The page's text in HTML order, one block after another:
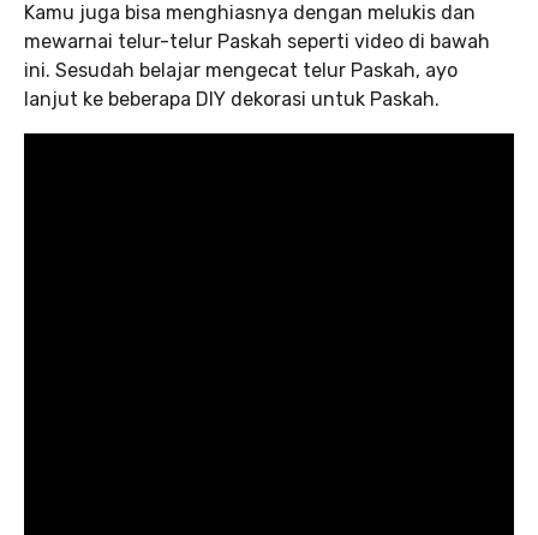
Kamu juga bisa menghiasnya dengan melukis dan
mewarnai telur-telur Paskah seperti video di bawah
ini. Sesudah belajar mengecat telur Paskah, ayo
lanjut ke beberapa DIY dekorasi untuk Paskah.